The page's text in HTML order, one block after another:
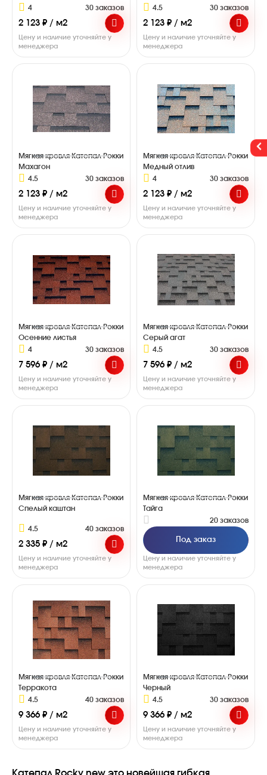
4
30 заказов
2 123 ₽ / м2
Цену и наличие уточняйте у
менеджера
4.5
30 заказов
2 123 ₽ / м2
Цену и наличие уточняйте у
менеджера
Мягкая кровля Катепал Рокки
Махагон
4.5
30 заказов
2 123 ₽ / м2
Цену и наличие уточняйте у
менеджера
Мягкая кровля Катепал Рокки
Медный отлив
4
30 заказов
2 123 ₽ / м2
Цену и наличие уточняйте у
менеджера
Мягкая кровля Катепал Рокки
Осенние листья
4
30 заказов
7 596 ₽ / м2
Цену и наличие уточняйте у
менеджера
Мягкая кровля Катепал Рокки
Серый агат
4.5
30 заказов
7 596 ₽ / м2
Цену и наличие уточняйте у
менеджера
Мягкая кровля Катепал Рокки
Спелый каштан
4.5 40 заказов
2 335 ₽ / м2
Цену и наличие уточняйте у
менеджера
Мягкая кровля Катепал Рокки
Тайга
20 заказов
Под заказ
Цену и наличие уточняйте у
менеджера
Мягкая кровля Катепал Рокки
Терракота
4.5
40 заказов
9 366 ₽ / м2
Цену и наличие уточняйте у
менеджера
Мягкая кровля Катепал Рокки
Черный
4.5
30 заказов
9 366 ₽ / м2
Цену и наличие уточняйте у
менеджера